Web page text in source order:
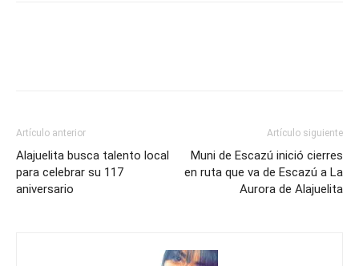
Artículo anterior
Alajuelita busca talento local
para celebrar su 117
aniversario
Artículo siguiente
Muni de Escazú inició cierres
en ruta que va de Escazú a La
Aurora de Alajuelita